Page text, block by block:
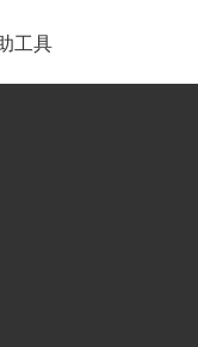
工具